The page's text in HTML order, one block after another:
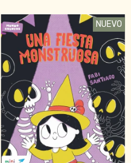
NUEVO